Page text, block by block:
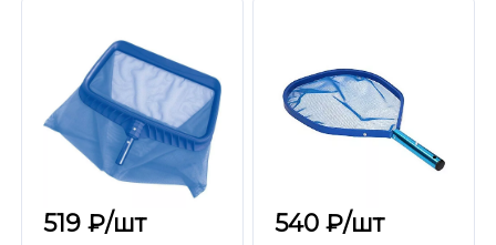
519 ₽/шт 540 ₽/шт